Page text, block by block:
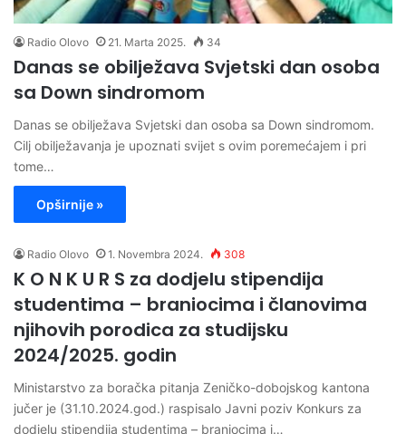
Radio Olovo 21. Marta 2025. 34
Danas se obilježava Svjetski dan osoba
sa Down sindromom
Danas se obilježava Svjetski dan osoba sa Down sindromom.
Cilj obilježavanja je upoznati svijet s ovim poremećajem i pri
tome…
Opširnije »
Radio Olovo 1. Novembra 2024. 308
K O N K U R S za dodjelu stipendija
studentima – braniocima i članovima
njihovih porodica za studijsku
2024/2025. godin
Ministarstvo za boračka pitanja Zeničko-dobojskog kantona
jučer je (31.10.2024.god.) raspisalo Javni poziv Konkurs za
dodjelu stipendija studentima – braniocima i…